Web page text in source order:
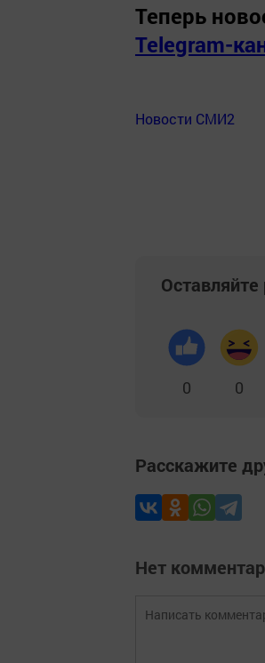
Теперь
Telegram-
Новости СМИ2
Оставляйте
0 0
Расскажите
Нет